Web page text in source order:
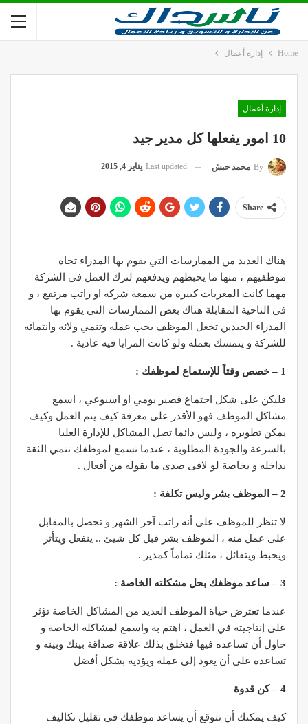
Home إدارة أعمال
إدارة أعمال
10 امور يفعلها كل مدير جيد
By محمد حبش Last updated يناير 4, 2015
Share
هناك العديد من الممارسات التي يقوم بها المدراء تجاه
موظفيهم ، منها ما يحبطهم ويدفعهم لترك العمل في الشركة
مهما كانت المغريات كبيرة من سمعة شركة او راتب مرتفع ، و
في الناحية المقابلة هناك بعض الممارسات التي يقوم بها
المدراء الجيدين تجعل الموظف يحب عمله وتنمي ولائه وانتمائه
للشركة و يتمسك بعمله ولو كانت المزايا فيه عادية .
1 – خصص وقتاً للإستماع لموظفك :
فليكن على شكل اجتماع قصير يومي او اسبوعي ، اسمع
مشاكل الموظف فهو الأقدر على معرفة كيف يتم العمل وكيف
يمكن تطويره ، وليس دائما تصل المشاكل للإدارة العليا
بالسرعة والجودة المطلوبة ، عندما تسمع لموظفك تنمي الثقة
بداخله و بخاصة لو لاقى صدى ما يقوله من أفعال .
2 – الموظف بشر وليس تكلفة :
لا تنظر للموظف على أنه راتب آخر الشهر و تحصل بالمقابل
على عمل منه ، الموظف بشر قبل كل شيئ .. ينفعل ويتأثر
ويحبط ويتفائل ، مثلك تماماً كمدير .
3 – ساعد موظفك بحل مشكلته الخاصة :
عندما تعترض حياة الموظف العديد من المشاكل الخاصة تؤثر
على إنتاجيته في العمل ، اهتم به واسمع لمشاكله الخاصة و
حاول أن تساعده فيها فتخلق بذلك علاقة صداقة بينك وبينه و
تساعده على أن يعود إلى عمله ويؤديه بشكل أفضل
4 – كن قدوة
كيف يمكنك أن تتوقع أن يساعد موظفك في تقليل تكاليف